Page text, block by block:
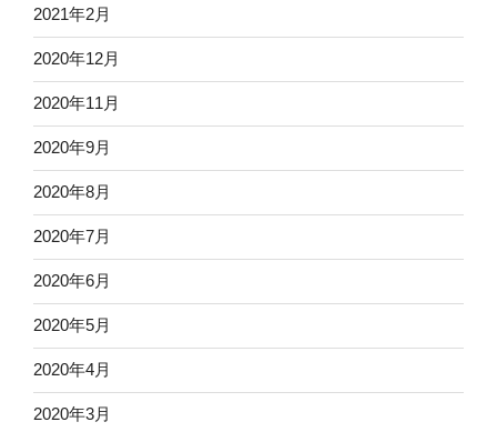
2021年2月
2020年12月
2020年11月
2020年9月
2020年8月
2020年7月
2020年6月
2020年5月
2020年4月
2020年3月